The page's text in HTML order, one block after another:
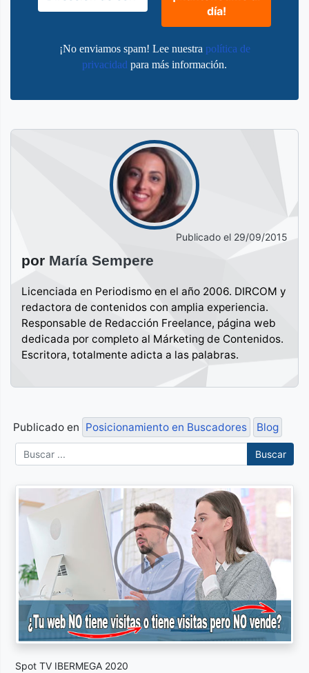
¡No enviamos spam! Lee nuestra política de
privacidad para más información.
por María Sempere
Publicado el 29/09/2015
Licenciada en Periodismo en el año 2006. DIRCOM y
redactora de contenidos con amplia experiencia.
Responsable de Redacción Freelance, página web
dedicada por completo al Márketing de Contenidos.
Escritora, totalmente adicta a las palabras.
Publicado en Posicionamiento en Buscadores Blog
Buscar
Spot TV IBERMEGA 2020